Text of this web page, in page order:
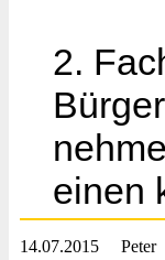
2.
einen
14.07.2015 Peter